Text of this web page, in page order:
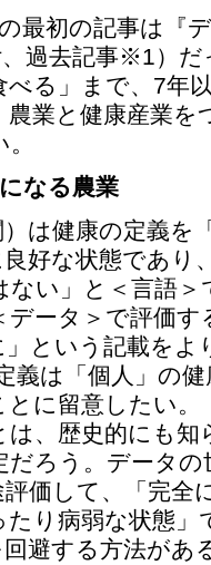
最初の記事は『
過去記事※1）
る」まで、7年
業と健康産業を
なる農業
は健康の定義を
好な状態であり
い」と＜言語＞
データ＞で評価
」という記載をよ
義は「個人」の
に留意したい。
、歴史的にも
ろう。データの
価して、「完全
たり病弱な状態
回避する方法が